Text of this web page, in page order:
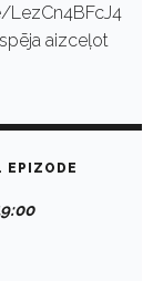
LezCn4BFcJ4
aizceļot
EPIZODE